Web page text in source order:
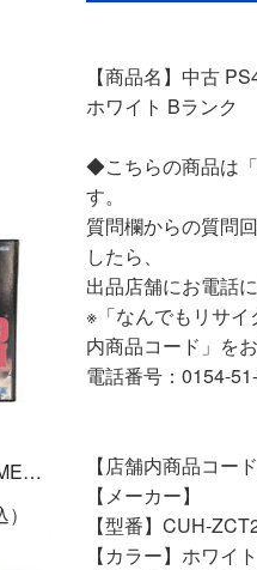
SEGA セガ GAMEGEAR ゲームギア ソフト ランボーIII 説明書あり 動作確認済み Aランク
【商品名】中古
ホワイト Bランク
◆こちらの商品は
す。
質問欄からの質問
したら、
出品店舗にお電話
※「なんでもリサ
内商品コード」を
電話番号：0154-
【店舗内商品コー
【メーカー】
【型番】CUH-
【カラー】ホワイト